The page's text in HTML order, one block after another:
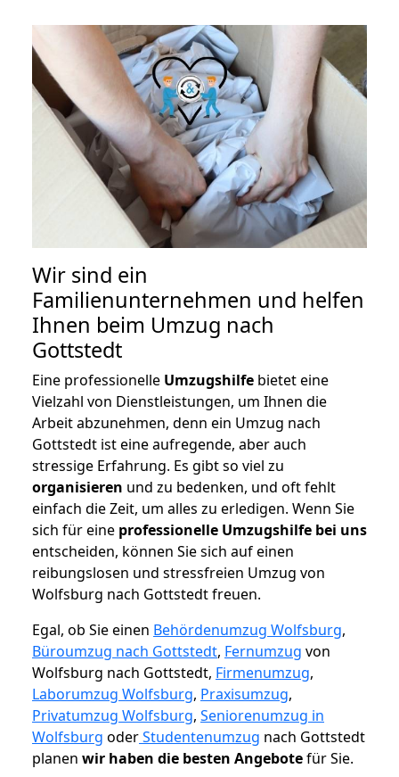
Wir sind ein
Familienunternehmen und helfen
Ihnen beim Umzug nach
Gottstedt
Eine professionelle Umzugshilfe bietet eine
Vielzahl von Dienstleistungen, um Ihnen die
Arbeit abzunehmen, denn ein Umzug nach
Gottstedt ist eine aufregende, aber auch
stressige Erfahrung. Es gibt so viel zu
organisieren und zu bedenken, und oft fehlt
einfach die Zeit, um alles zu erledigen. Wenn Sie
sich für eine professionelle Umzugshilfe bei uns
entscheiden, können Sie sich auf einen
reibungslosen und stressfreien Umzug von
Wolfsburg nach Gottstedt freuen.
Egal, ob Sie einen Behördenumzug Wolfsburg,
Büroumzug nach Gottstedt, Fernumzug von
Wolfsburg nach Gottstedt, Firmenumzug,
Laborumzug Wolfsburg, Praxisumzug,
Privatumzug Wolfsburg, Seniorenumzug in
Wolfsburg oderStudentenumzug nach Gottstedt
planen wir haben die besten Angebotefür Sie.